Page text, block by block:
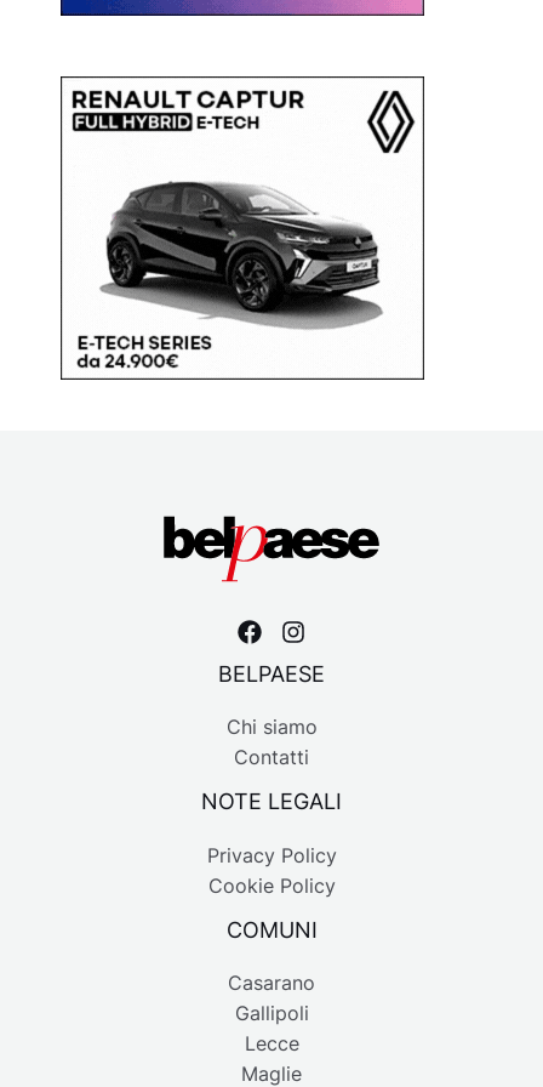
BELPAESE
Chi siamo
Contatti
NOTE LEGALI
Privacy Policy
Cookie Policy
COMUNI
Casarano
Gallipoli
Lecce
Maglie